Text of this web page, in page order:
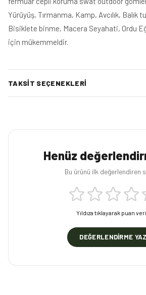
Yürüyüş, Tırmanma, Kamp, Avcılık, Balık
Bisiklete binme, Macera Seyahati, Ordu
için mükemmeldir.
TAKSIT SEÇENEKLERI
Henüz
Bu ürünü ilk değerlendiren
Yıldıza tıklayarak puan
DEĞERLENDIRME YAZ